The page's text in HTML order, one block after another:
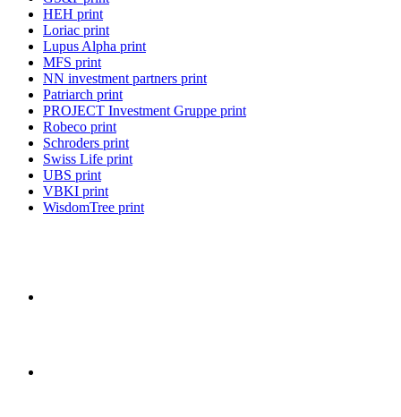
HEH print
Loriac print
Lupus Alpha print
MFS print
NN investment partners print
Patriarch print
PROJECT Investment Gruppe print
Robeco print
Schroders print
Swiss Life print
UBS print
VBKI print
WisdomTree print